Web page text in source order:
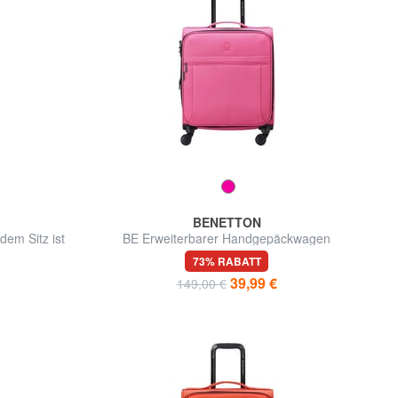
Sitz ist
BENETTON
BE Erweiterbarer Handgepäckwagen
73% RABATT
149,00 € 39,99 €